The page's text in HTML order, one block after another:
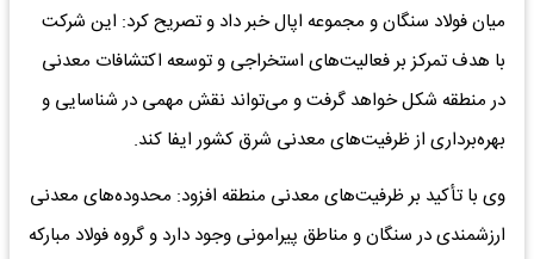
میان فولاد سنگان و مجموعه اپال خبر داد و تصریح کرد: این شرکت
با هدف تمرکز بر فعالیت‌های استخراجی و توسعه اکتشافات معدنی
در منطقه شکل خواهد گرفت و می‌تواند نقش مهمی در شناسایی و
بهره‌برداری از ظرفیت‌های معدنی شرق کشور ایفا کند.
وی با تأکید بر ظرفیت‌های معدنی منطقه افزود: محدوده‌های معدنی
ارزشمندی در سنگان و مناطق پیرامونی وجود دارد و گروه فولاد مبارکه